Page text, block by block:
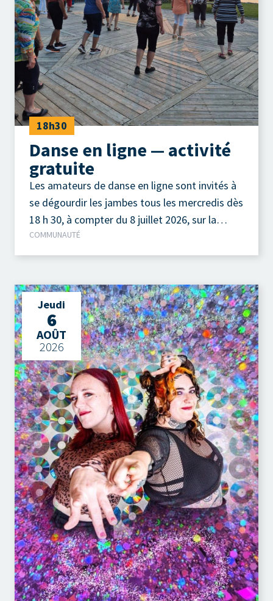
18h30
Danse en ligne — activité
gratuite
Les amateurs de danse en ligne sont invités à
se dégourdir les jambes tous les mercredis dès
18 h 30, à compter du 8 juillet 2026, sur la
terrasse extérieure du Camp à Jos, au parc de
la Pointe-Taylor !
COMMUNAUTÉ
Jeudi
6
AOÛT
2026